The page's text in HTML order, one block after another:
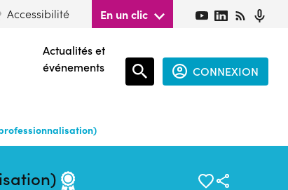
Accessibilité En un clic
Actualités et
événements
CONNEXION